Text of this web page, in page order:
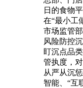
日的食物
在“最小工
市场监管
风险防控
盯沉点品
管执度，
从严从沉
智能、“互